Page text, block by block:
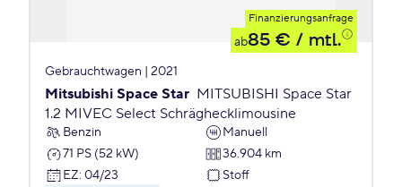
Finanzierungsanfrage
ab85 € / mtl.
Gebrauchtwagen | 2021
Mitsubishi Space Star MITSUBISHI Space Star
1.2 MIVEC Select Schräghecklimousine
Benzin
Manuell
71 PS (52 kW)
36.904 km
EZ: 04/23 Stoff